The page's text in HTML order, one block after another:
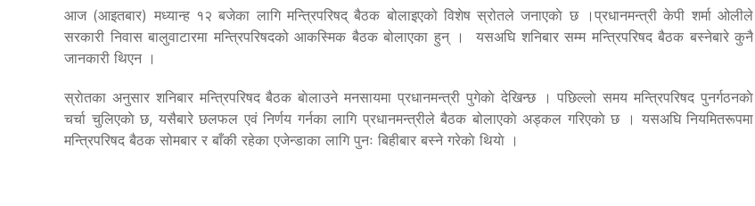
आज (आइतबार) मध्यान्ह १२ बजेका लागि मन्त्रिपरिषद् बैठक बोलाइएको विशेष स्रोतले जनाएकाे छ ।प्रधानमन्त्री केपी शर्मा ओलीले
सरकारी निवास बालुवाटारमा मन्त्रिपरिषदको आकस्मिक बैठक बोलाएका हुन् । यसअघि शनिबार सम्म मन्त्रिपरिषद बैठक बस्नेबारे कुनै
जानकारी थिएन ।
स्राेतका अनुसार शनिबार मन्त्रिपरिषद बैठक बाेलाउने मनसायमा प्रधानमन्त्री पुगेकाे देखिन्छ । पछिल्लाे समय मन्त्रिपरिषद पुनर्गठनकाे
चर्चा चुलिएकाे छ, यसैबारे छलफल एवं निर्णय गर्नका लागि प्रधानमन्त्रीले बैठक बोलाएकाे अड्कल गरिएकाे छ । यसअघि नियमितरूपमा
मन्त्रिपरिषद बैठक सोमबार र बाँकी रहेका एजेन्डाका लागि पुनः बिहीबार बस्ने गरेकाे थियाे ।